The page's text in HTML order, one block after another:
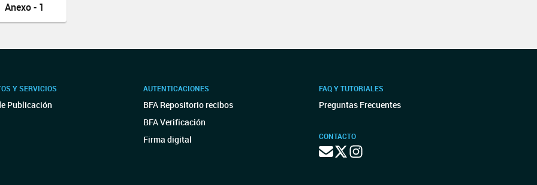
Anexo - 1
Y SERVICIOS
Publicación
AUTENTICACIONES
BFA Repositorio recibos
BFA Verificación
Firma digital
FAQ Y TUTORIALES
Preguntas Frecuentes
CONTACTO